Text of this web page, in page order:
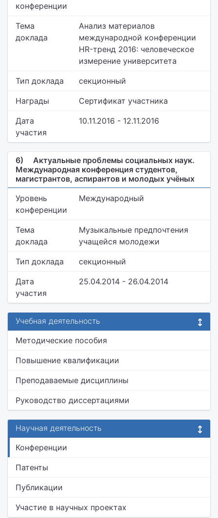
конференции
Тема
доклада
Анализ материалов
международной конференции
HR-тренд 2016: человеческое
измерение университета
Тип доклада секционный
Награды Сертификат участника
Дата
участия
10.11.2016 - 12.11.2016
6)
Актуальные проблемы социальных наук.
Международная конференция студентов,
магистрантов, аспирантов и молодых учёных
Уровень
конференции
Международный
Тема
доклада
Музыкальные предпочтения
учащейся молодежи
Тип доклада секционный
Дата
участия
25.04.2014 - 26.04.2014
Учебная деятельность
Методические пособия
Повышение квалификации
Преподаваемые дисциплины
Руководство диссертациями
Научная деятельность
Конференции
Патенты
Публикации
Участие в научных проектах